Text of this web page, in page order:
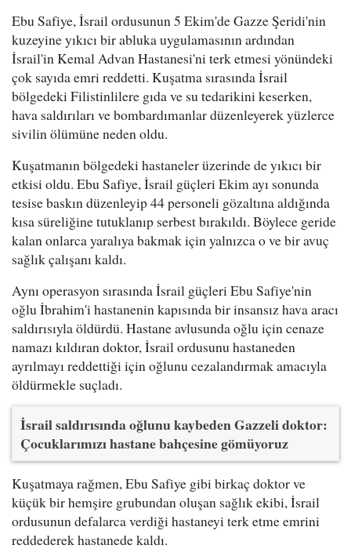
Ebu Safiye, İsrail ordusunun 5 Ekim'de Gazze Şeridi'nin
kuzeyine yıkıcı bir abluka uygulamasının ardından
İsrail'in Kemal Advan Hastanesi'ni terk etmesi yönündeki
çok sayıda emri reddetti. Kuşatma sırasında İsrail
bölgedeki Filistinlilere gıda ve su tedarikini keserken,
hava saldırıları ve bombardımanlar düzenleyerek yüzlerce
sivilin ölümüne neden oldu.
Kuşatmanın bölgedeki hastaneler üzerinde de yıkıcı bir
etkisi oldu. Ebu Safiye, İsrail güçleri Ekim ayı sonunda
tesise baskın düzenleyip 44 personeli gözaltına aldığında
kısa süreliğine tutuklanıp serbest bırakıldı. Böylece geride
kalan onlarca yaralıya bakmak için yalnızca o ve bir avuç
sağlık çalışanı kaldı.
Aynı operasyon sırasında İsrail güçleri Ebu Safiye'nin
oğlu İbrahim'i hastanenin kapısında bir insansız hava aracı
saldırısıyla öldürdü. Hastane avlusunda oğlu için cenaze
namazı kıldıran doktor, İsrail ordusunu hastaneden
ayrılmayı reddettiği için oğlunu cezalandırmak amacıyla
öldürmekle suçladı.
İsrail saldırısında oğlunu kaybeden Gazzeli doktor:
Çocuklarımızı hastane bahçesine gömüyoruz
Kuşatmaya rağmen, Ebu Safiye gibi birkaç doktor ve
küçük bir hemşire grubundan oluşan sağlık ekibi, İsrail
ordusunun defalarca verdiği hastaneyi terk etme emrini
reddederek hastanede kaldı.